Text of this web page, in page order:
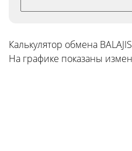
Калькулятор обмена
На графике показаны